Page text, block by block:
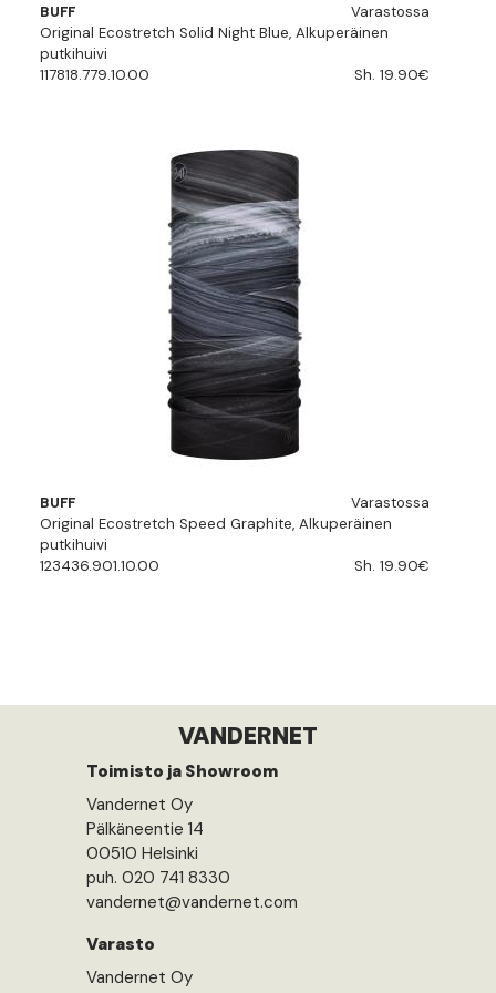
BUFF
Varastossa
Original Ecostretch Solid Night Blue, Alkuperäinen
putkihuivi
117818.779.10.00
Sh. 19.90€
BUFF
Varastossa
Original Ecostretch Speed Graphite, Alkuperäinen
putkihuivi
123436.901.10.00
Sh. 19.90€
VANDERNET
Toimisto ja Showroom
Vandernet Oy
Pälkäneentie 14
00510 Helsinki
puh. 020 741 8330
vandernet@vandernet.com
Varasto
Vandernet Oy